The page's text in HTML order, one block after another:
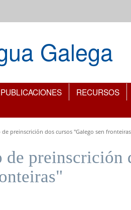
Galega
PUBLICACIONES RECURSOS
aquí
preinscrición dos cursos "Galego sen
de preinscrición